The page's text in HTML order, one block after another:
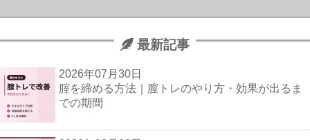
最新記事
2026年07月30日
腟を締める方法｜膣トレのやり方・効果が出るま
での期間